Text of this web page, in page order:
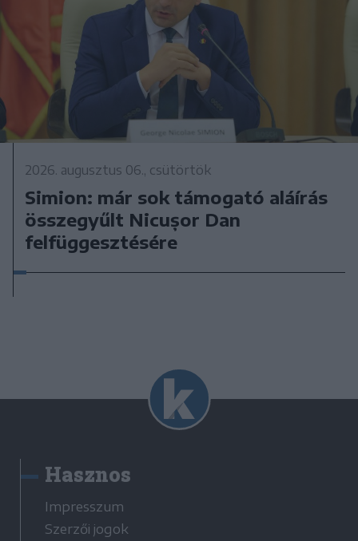
2026. augusztus 06., csütörtök
Simion: már sok támogató aláírás
összegyűlt Nicușor Dan
felfüggesztésére
Hasznos
Impresszum
Szerzői jogok